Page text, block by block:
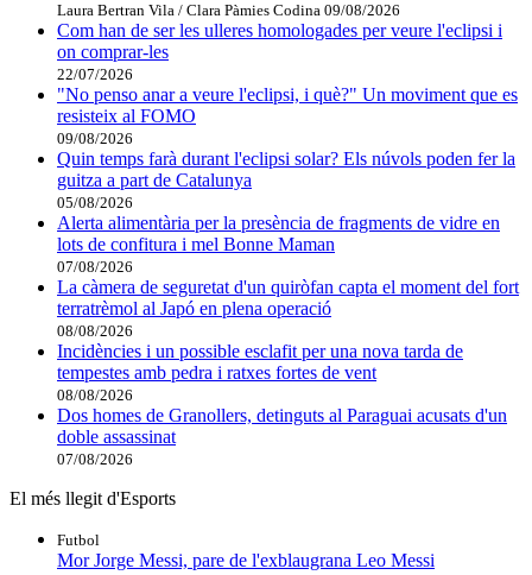
Laura Bertran Vila / Clara Pàmies Codina 09/08/2026
Com han de ser les ulleres homologades per veure l'eclipsi i
on comprar-les
22/07/2026
"No penso anar a veure l'eclipsi, i què?" Un moviment que es
resisteix al FOMO
09/08/2026
Quin temps farà durant l'eclipsi solar? Els núvols poden fer la
guitza a part de Catalunya
05/08/2026
Alerta alimentària per la presència de fragments de vidre en
lots de confitura i mel Bonne Maman
07/08/2026
La càmera de seguretat d'un quiròfan capta el moment del fort
terratrèmol al Japó en plena operació
08/08/2026
Incidències i un possible esclafit per una nova tarda de
tempestes amb pedra i ratxes fortes de vent
08/08/2026
Dos homes de Granollers, detinguts al Paraguai acusats d'un
doble assassinat
07/08/2026
El més llegit d'Esports
Futbol
Mor Jorge Messi, pare de l'exblaugrana Leo Messi